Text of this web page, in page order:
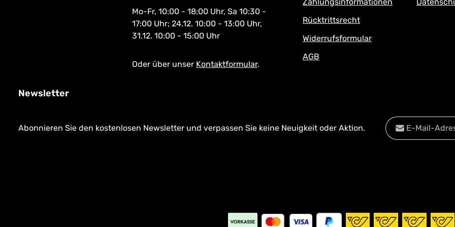
Mo-Fr, 10:00 - 18:00 Uhr, Sa 10:30 -
17:00 Uhr; 24.12. 10:00 - 13:00 Uhr,
31.12. 10:00 - 15:00 Uhr
Oder über unser Kontaktformular.
Rücktrittsrecht
Widerrufsformular
AGB
Newsletter
Abonnieren Sie den kostenlosen Newsletter und verpassen Sie keine Neuigkeit oder Aktion.
E-Mail-Adresse*